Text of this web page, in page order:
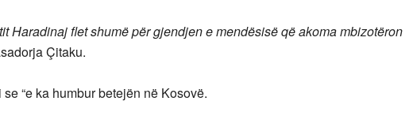
Haradinaj flet shumë për gjendjen e mendësisë që akoma mbizotëron
Çitaku.
“e ka humbur betejën në Kosovë.